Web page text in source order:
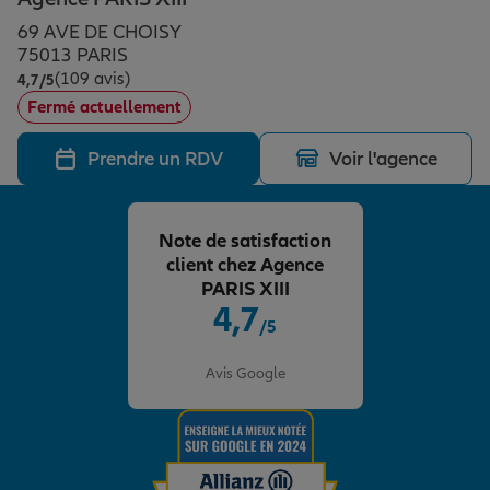
Assurance emprunteur
Prévoyance et dépendance
Assurance animal de compagnie
Protection de la famille
Protection juridique
Épargne & retraite
Plan épargne retraite
Assurance vie
Placements financiers
Investissements immobiliers
Transmission
Vos projets
Partir en vacances
Départ à la retraite
Préparer l’avenir
Conseil assurance
Assurance habitation
Le Pack Famille
Allianz en France
69 AVE DE CHOISY
75013 PARIS
4,7/5Note de 4.7 sur 5
(109 avis)
Fermé actuellement
Prendre un RDV Voir l'agence
4,7/5
Avis Google
Note de satisfaction
client chez Agence
PARIS XIII